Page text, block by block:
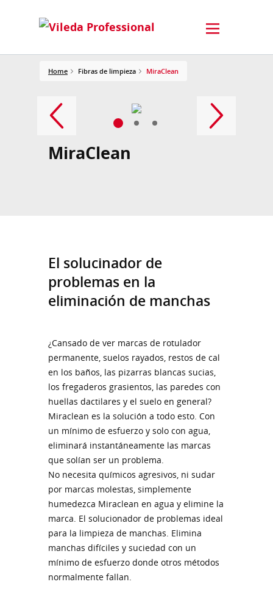
Home Fibras de limpieza MiraClean
MiraClean
El solucinador de
problemas en la
eliminación de manchas
¿Cansado de ver marcas de rotulador
permanente, suelos rayados, restos de cal
en los baños, las pizarras blancas sucias,
los fregaderos grasientos, las paredes con
huellas dactilares y el suelo en general?
Miraclean es la solución a todo esto. Con
un mínimo de esfuerzo y solo con agua,
eliminará instantáneamente las marcas
que solían ser un problema.
No necesita químicos agresivos, ni sudar
por marcas molestas, simplemente
humedezca Miraclean en agua y elimine la
marca. El solucionador de problemas ideal
para la limpieza de manchas. Elimina
manchas difíciles y suciedad con un
mínimo de esfuerzo donde otros métodos
normalmente fallan.